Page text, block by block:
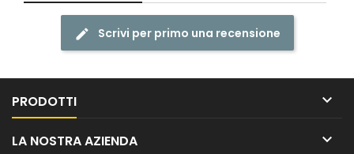
Scrivi per primo una recensione
PRODOTTI 
LA NOSTRA AZIENDA 